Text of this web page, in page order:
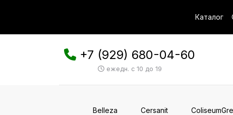
Каталог
+7 (929) 680-04-60
ежедн. с 10 до 19
Belleza Cersanit